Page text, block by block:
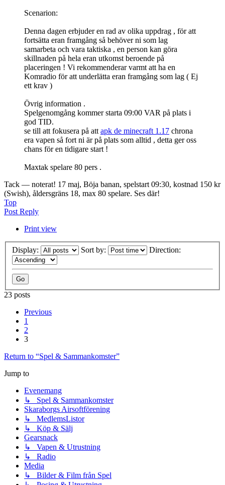
Scenarion:
Denna dagen erbjuder en rad av olika uppdrag , för att
fortsätta eran framgång så behöver ni som lag
samarbeta och vara taktiska , en person kan göra
skillnaden på hela eran utkomst beroende på
placeringen ! Vi rekommenderar varmt att ha en
Komradio för att underlätta eran framgång som lag ( Ej
ett krav )
Övrig information .
Spelgenomgång kommer starta 09:00 VAR på plats i
god TID.
se till att fokusera på att apk de minecraft 1.17 chrona
era vapen så fort ni är på plats som alltid , detta ger oss
chans för en tidigare start !
Maxtak spelare 80 pers .
Tack — noterat! 17 maj, Böja banan, spelstart 09:30, kostnad 150 kr
(Swish), åldersgräns 18, max 80 spelare. Ses där!
Top
Post Reply
Print view
Display: Sort by: Direction:
23 posts
Previous
1
2
3
Return to “Spel & Sammankomster”
Jump to
Evenemang
↳ Spel & Sammankomster
Skaraborgs Airsoftförening
↳ MedlemsListor
↳ Köp & Sälj
Gearsnack
↳ Vapen & Utrustning
↳ Radio
Media
↳ Bilder & Film från Spel